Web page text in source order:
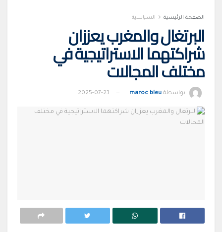
الصفحة الرئيسية السياسية
البرتغال والمغرب يعززان
شراكتهما الاستراتيجية في
مختلف المجالات
بواسطة maroc bleu
2025-07-23